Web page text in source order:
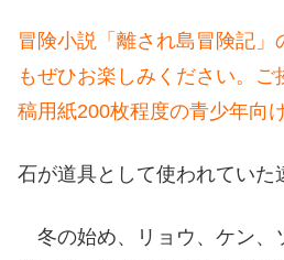
冒険小説「離され島冒険記」
もぜひお楽しみください。
稿用紙200枚程度の青少年向
石が道具として使われていた
冬の始め、リョウ、ケン、